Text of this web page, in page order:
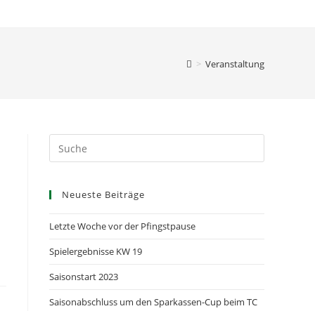
> Veranstaltung
Neueste Beiträge
Letzte Woche vor der Pfingstpause
Spielergebnisse KW 19
Saisonstart 2023
Saisonabschluss um den Sparkassen-Cup beim TC